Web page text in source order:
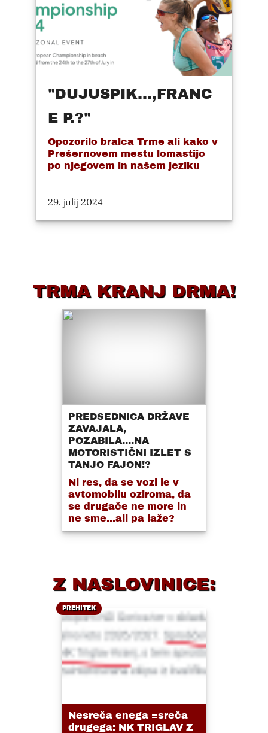
"DUJUSPIK...,FRANC
E P.?"
Opozorilo bralca Trme ali kako v
Prešernovem mestu lomastijo
po njegovem in našem jeziku
29. julij 2024
TRMA KRANJ DRMA!
PREDSEDNICA DRŽAVE
ZAVAJALA,
POZABILA....NA
MOTORISTIČNI IZLET S
TANJO FAJON!?
Ni res, da se vozi le v
avtomobilu oziroma, da
se drugače ne more in
ne sme...ali pa laže?
Z NASLOVINICE:
PREHITEK
Nesreča enega =sreča
drugega: NK TRIGLAV Z